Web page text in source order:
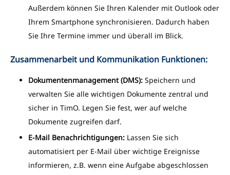
Außerdem können Sie Ihren Kalender mit Outlook oder
Ihrem Smartphone synchronisieren. Dadurch haben
Sie Ihre Termine immer und überall im Blick.
Zusammenarbeit und Kommunikation Funktionen:
Dokumentenmanagement (DMS): Speichern und
verwalten Sie alle wichtigen Dokumente zentral und
sicher in TimO. Legen Sie fest, wer auf welche
Dokumente zugreifen darf.
E-Mail Benachrichtigungen: Lassen Sie sich
automatisiert per E-Mail über wichtige Ereignisse
informieren, z.B. wenn eine Aufgabe abgeschlossen